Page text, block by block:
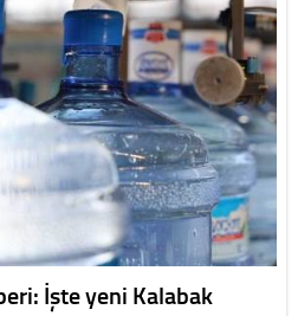
İşte yeni Kalabak